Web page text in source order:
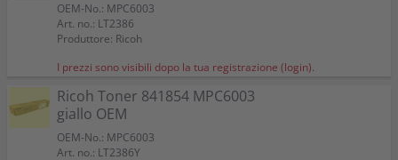
OEM-No.: MPC6003
Art. no.: LT2386
Produttore: Ricoh
I prezzi sono visibili dopo la tua registrazione (login).
Ricoh Toner 841854 MPC6003
giallo OEM
OEM-No.: MPC6003
Art. no.: LT2386Y